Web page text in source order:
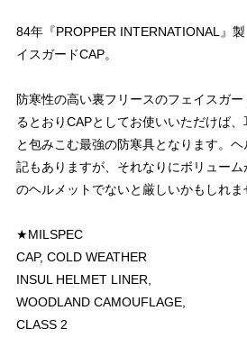
84年『PROPPER INTERNATIONAL』
イスガードCAP。
防寒性の高い裏フリースのフェイスガ
るとおりCAPとしてお使いいただけば
と包みこむ最強の防寒具となります。
記もありますが、それなりにボリュー
のヘルメットでないと厳しいかもしれま
★MILSPEC
CAP, COLD WEATHER
INSUL HELMET LINER,
WOODLAND CAMOUFLAGE,
CLASS 2